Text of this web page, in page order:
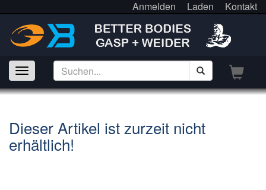
Anmelden Laden Kontakt
Dieser Artikel ist zurzeit nicht
erhältlich!